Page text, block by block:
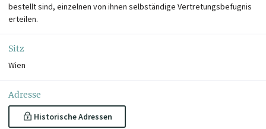
bestellt sind, einzelnen von ihnen selbständige Vertretungsbefugnis
erteilen.
Sitz
Wien
Adresse
Historische Adressen